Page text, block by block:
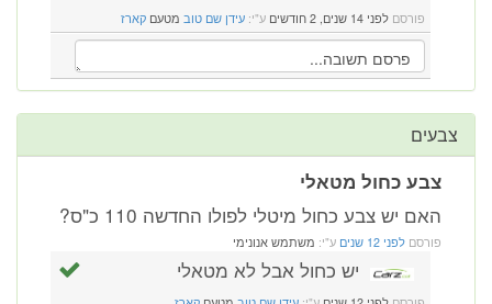
פורסם לפני 14 שנים, 2 חודשים ע"י: עידן שם טוב מטעם קארז
צבעים
צבע כחול מטאלי
האם יש צבע כחול מיטלי לפולו החדשה 110 כ"ס?
פורסם לפני 12 שנים ע"י: משתמש אנונימי
יש כחול אבל לא מטאלי